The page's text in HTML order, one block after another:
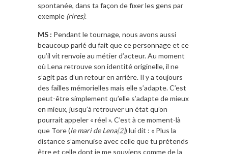
spontanée, dans ta façon de fixer les gens par
exemple (rires).
MS : Pendant le tournage, nous avons aussi
beaucoup parlé du fait que ce personnage et ce
qu’il vit renvoie au métier d’acteur. Au moment
où Lena retrouve son identité originelle, il ne
s’agit pas d’un retour en arrière. Il y a toujours
des failles mémorielles mais elle s’adapte. C’est
peut-être simplement qu’elle s’adapte de mieux
en mieux, jusqu’à retrouver un état qu’on
pourrait appeler « réel ». C’est à ce moment-là
que Tore (le mari de Lena[2]) lui dit : « Plus la
distance s’amenuise avec celle que tu prétends
être et celle dont je me souviens comme de la